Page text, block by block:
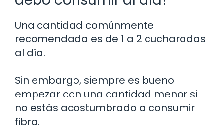
Una cantidad comúnmente
recomendada es de 1 a 2 cucharadas
al día.
Sin embargo, siempre es bueno
empezar con una cantidad menor si
no estás acostumbrado a consumir
fibra.